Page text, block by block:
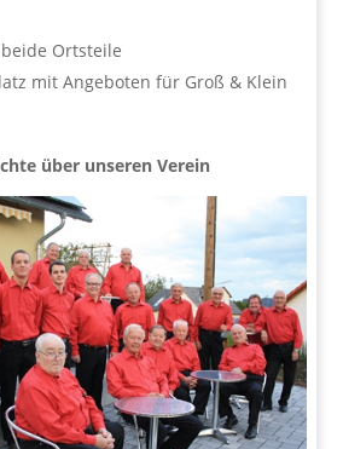
Ortsteile
mit Angeboten für Groß & Klein
über unseren Verein